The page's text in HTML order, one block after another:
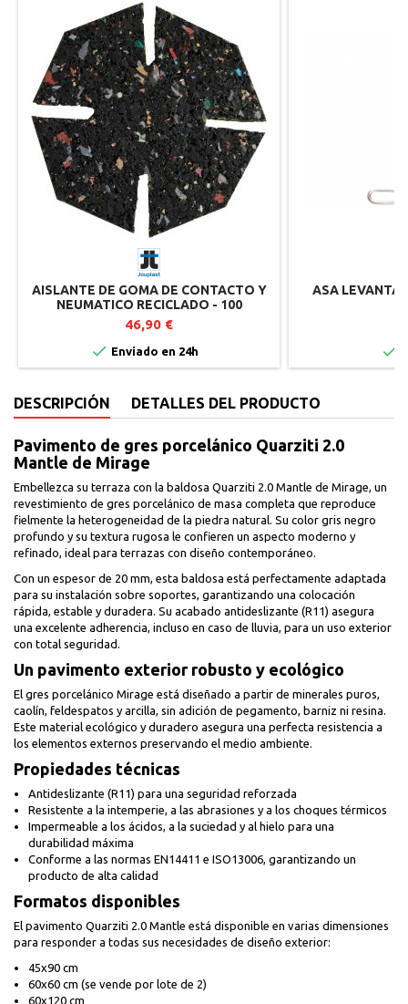
AISLANTE DE GOMA DE CONTACTO Y
NEUMATICO RECICLADO - 100
UNIDADES
46,90 €
 Enviado en 24h
ASA LEVANTA

DESCRIPCIÓN DETALLES DEL PRODUCTO
Pavimento de gres porcelánico Quarziti 2.0
Mantle de Mirage
Embellezca su terraza con la baldosa Quarziti 2.0 Mantle de Mirage, un
revestimiento de gres porcelánico de masa completa que reproduce
fielmente la heterogeneidad de la piedra natural. Su color gris negro
profundo y su textura rugosa le confieren un aspecto moderno y
refinado, ideal para terrazas con diseño contemporáneo.
Con un espesor de 20 mm, esta baldosa está perfectamente adaptada
para su instalación sobre soportes, garantizando una colocación
rápida, estable y duradera. Su acabado antideslizante (R11) asegura
una excelente adherencia, incluso en caso de lluvia, para un uso exterior
con total seguridad.
Un pavimento exterior robusto y ecológico
El gres porcelánico Mirage está diseñado a partir de minerales puros,
caolín, feldespatos y arcilla, sin adición de pegamento, barniz ni resina.
Este material ecológico y duradero asegura una perfecta resistencia a
los elementos externos preservando el medio ambiente.
Propiedades técnicas
Antideslizante (R11) para una seguridad reforzada
Resistente a la intemperie, a las abrasiones y a los choques térmicos
Impermeable a los ácidos, a la suciedad y al hielo para una
durabilidad máxima
Conforme a las normas EN14411 e ISO13006, garantizando un
producto de alta calidad
Formatos disponibles
El pavimento Quarziti 2.0 Mantle está disponible en varias dimensiones
para responder a todas sus necesidades de diseño exterior:
45x90 cm
60x60 cm (se vende por lote de 2)
60x120 cm